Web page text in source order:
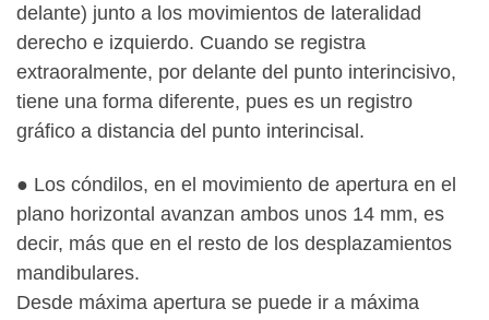
delante) junto a los movimientos de lateralidad
derecho e izquierdo. Cuando se registra
extraoralmente, por delante del punto interincisivo,
tiene una forma diferente, pues es un registro
gráfico a distancia del punto interincisal.
● Los cóndilos, en el movimiento de apertura en el
plano horizontal avanzan ambos unos 14 mm, es
decir, más que en el resto de los desplazamientos
mandibulares.
Desde máxima apertura se puede ir a máxima